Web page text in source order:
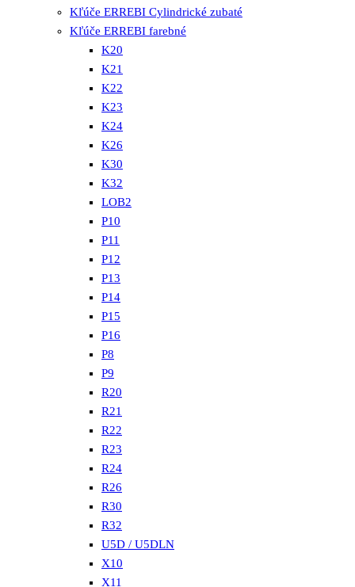
Kľúče ERREBI Cylindrické zubaté
Kľúče ERREBI farebné
K20
K21
K22
K23
K24
K26
K30
K32
LOB2
P10
P11
P12
P13
P14
P15
P16
P8
P9
R20
R21
R22
R23
R24
R26
R30
R32
U5D / U5DLN
X10
X11